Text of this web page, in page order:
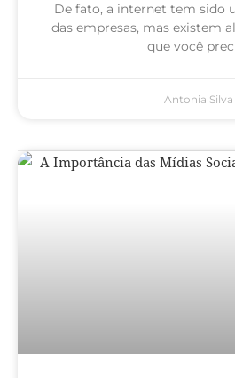
De fato, a internet tem sido
das empresas, mas existem
que você
Antonia Silva